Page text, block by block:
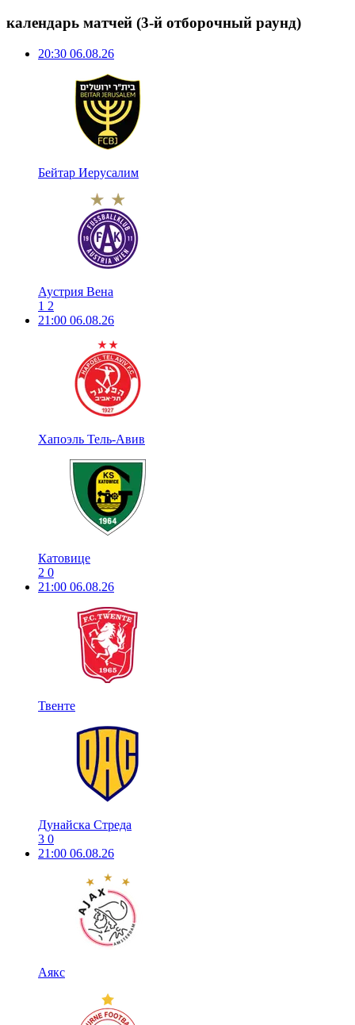
календарь матчей (3-й отборочный раунд)
20:30 06.08.26
Бейтар Иерусалим
Аустрия Вена
1 2
21:00 06.08.26
Хапоэль Тель-Авив
Катовице
2 0
21:00 06.08.26
Твенте
Дунайска Стреда
3 0
21:00 06.08.26
Аякс